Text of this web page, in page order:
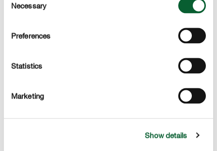
Selection
Necessary
Preferences
Statistics
Marketing
Show details
ziemiórki bezpośrednio na roślinie (co najmniej 1
Przy roślinach niskorosnących umieść pułapkę
bezpośrednio w doniczce (1 pułapka na doniczkę).
W tym celu przymocuj drewniany patyczek do
Pułapkę umieść w taki sposób, aby liście nie